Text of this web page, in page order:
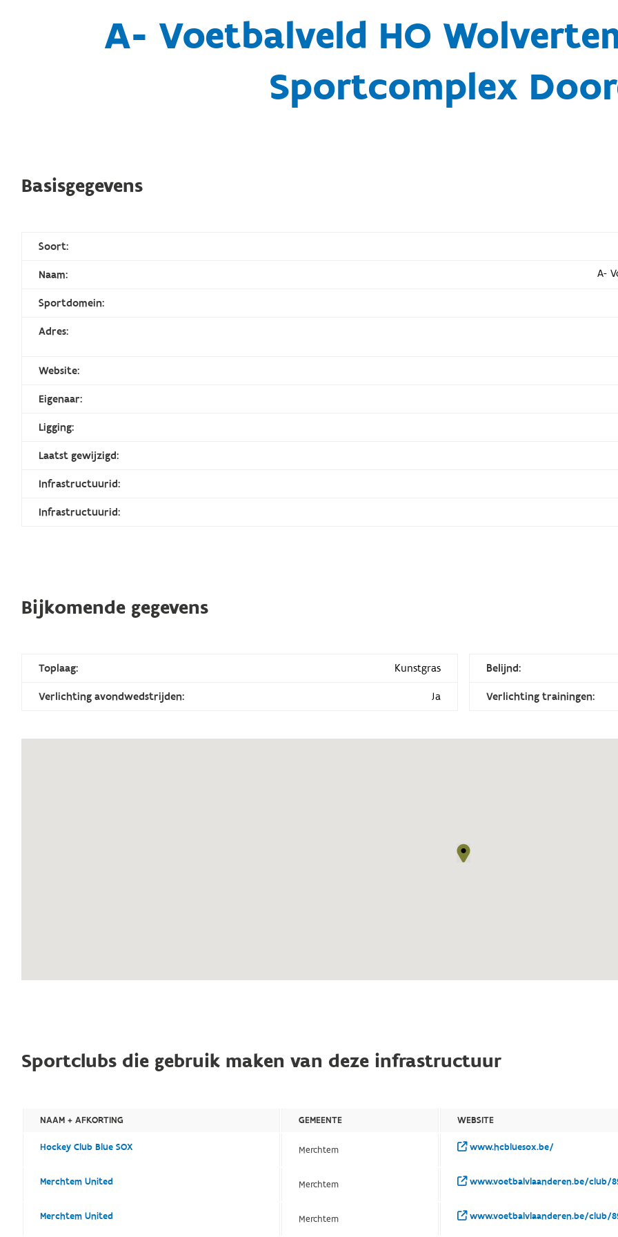
A- Voetbalveld HO
Sportcomplex
Basisgegevens
Soort:
Naam: A-
Sportdomein:
Adres:
Website:
Eigenaar:
Ligging:
Laatst gewijzigd:
Infrastructuurid:
Infrastructuurid:
Bijkomende gegevens
Toplaag: Kunstgras Belijnd:
Verlichting avondwedstrijden: Ja Verlichting trainingen:
Sportclubs die gebruik maken van deze infrastructuur
NAAM + AFKORTING GEMEENTE WEBSITE
Hockey Club Blue SOX Merchtem www.hcbluesox.be/
Merchtem United Merchtem www.voetbalvlaanderen.be/club/
Merchtem United Merchtem www.voetbalvlaanderen.be/club/